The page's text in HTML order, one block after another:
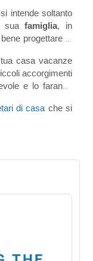
intende soltanto
sua famiglia, in
progettare la
casa vacanze
accorgimenti
e lo faranno
di casa che si